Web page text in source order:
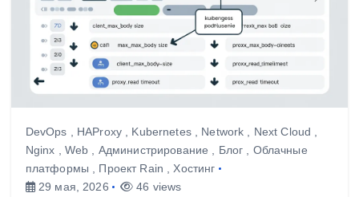
DevOps HAProxy, Kubernetes, Network Next Cloud
Nginx
Web Администрирование Блог
Облачные
платформы
Проект Rain
Хостинг
29 мая, 2026
46 views